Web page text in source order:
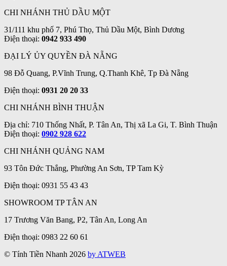
CHI NHÁNH THỦ DẦU MỘT
31/111 khu phố 7, Phú Thọ, Thủ Dầu Một, Bình Dương
Điện thoại: 0942 933 490
ĐẠI LÝ ỦY QUYỀN ĐÀ NẴNG
98 Đỗ Quang, P.Vĩnh Trung, Q.Thanh Khê, Tp Đà Nẵng
Điện thoại: 0931 20 20 33
CHI NHÁNH BÌNH THUẬN
Địa chỉ: 710 Thống Nhất, P. Tân An, Thị xã La Gi, T. Bình Thuận
Điện thoại: 0902 928 622
CHI NHÁNH QUẢNG NAM
93 Tôn Đức Thắng, Phường An Sơn, TP Tam Kỳ
Điện thoại: 0931 55 43 43
SHOWROOM TP TÂN AN
17 Trương Văn Bang, P2, Tân An, Long An
Điện thoại: 0983 22 60 61
© Tính Tiền Nhanh 2026 by ATWEB